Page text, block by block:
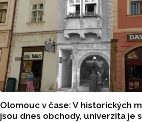
Olomouc v čase: V historických
jsou dnes obchody, univerzita je